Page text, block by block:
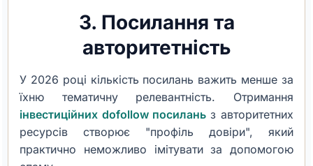
3. Посилання та
авторитетність
У 2026 році кількість посилань важить менше за
їхню тематичну релевантність. Отримання
інвестиційних dofollow посилань з авторитетних
ресурсів створює "профіль довіри", який
практично неможливо імітувати за допомогою